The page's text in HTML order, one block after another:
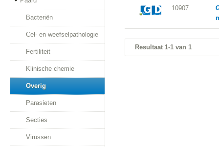
Bacteriën
Cel- en weefselpathologie
Fertiliteit
Klinische chemie
Overig
Parasieten
Secties
Virussen
10907
Resultaat 1-1 van 1